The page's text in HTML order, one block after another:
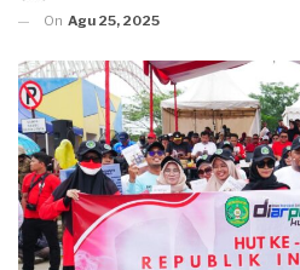
On Agu 25, 2025